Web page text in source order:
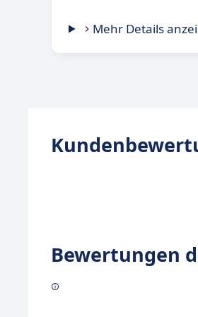
Mehr Details
Bewertungen